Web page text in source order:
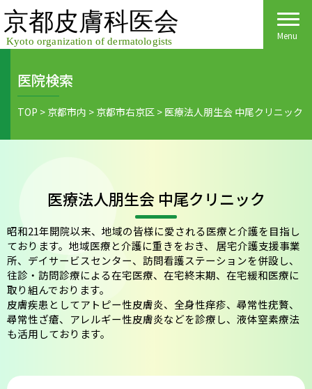
Skip
to
content
Menu
Home
医院検索
皮膚の日
皮膚の病気
医療関係者の皆様へ
会員様へごあいさつ
活動報告
ご入会方法
会員様へ
各種手続き
保険診療
会則
医院検索
TOP > 京都市内 > 京都市右京区 > 医療法人朋生会 中尾クリニック
医療法人朋生会 中尾クリニック
昭和21年開院以来、地域の皆様に愛される医療と介護を目指し
ております。地域医療と介護に重きをおき、 居宅介護支援事業
所、デイサービスセンター、訪問看護ステーションを併設し、
往診・訪問診療による在宅医療、在宅終末期、在宅緩和医療に
取り組んでおります。
皮膚疾患としてアトピー性皮膚炎、全身性痒疹、尋常性疣贅、
尋常性ざ瘡、アレルギー性皮膚炎などを診療し、液体窒素療法
も活用しております。